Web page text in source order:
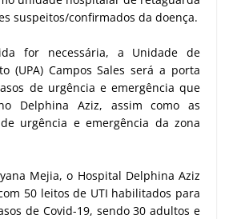
suspeitos/confirmados da doença.
for necessária, a Unidade de
(UPA) Campos Sales será a porta
de urgência e emergência que
Delphina Aziz, assim como as
urgência e emergência da zona
Mejia, o Hospital Delphina Aziz
50 leitos de UTI habilitados para
de Covid-19, sendo 30 adultos e